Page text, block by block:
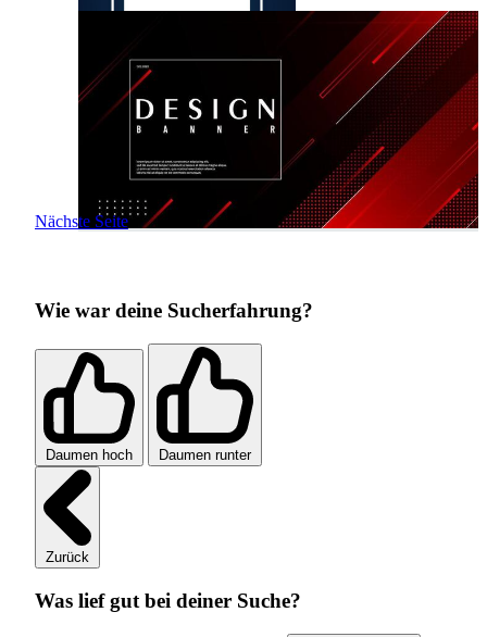
Nächste Seite
Wie war deine Sucherfahrung?
Daumen hoch Daumen runter
Zurück
Was lief gut bei deiner Suche?